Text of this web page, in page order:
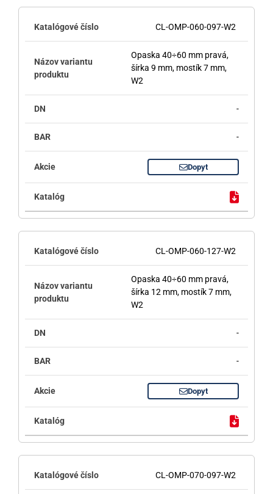
CL-OMP-060-097-W2
Opaska 40÷60 mm pravá,
šírka 9 mm, mostík 7 mm,
W2
-
-
Dopyt
CL-OMP-060-127-W2
Opaska 40÷60 mm pravá,
šírka 12 mm, mostík 7 mm,
W2
-
-
Dopyt
CL-OMP-070-097-W2